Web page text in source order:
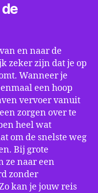
en naar de
zeker zijn dat je op
Wanneer je
een hoop
vervoer vanuit
zorgen over te
heel wat
om de snelste weg
Bij grote
ze naar een
zonder
kan je jouw reis